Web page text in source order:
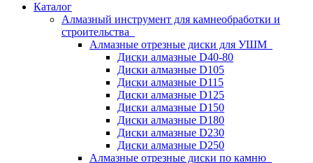
Каталог
Алмазный инструмент для камнеобработки и
строительства
Алмазные отрезные диски для УШМ
Диски алмазные D40-80
Диски алмазные D105
Диски алмазные D115
Диски алмазные D125
Диски алмазные D150
Диски алмазные D180
Диски алмазные D230
Диски алмазные D250
Алмазные отрезные диски по камню